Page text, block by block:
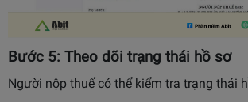
Bước 5: Theo dõi trạng thái hồ sơ
Người nộp thuế có thể kiểm tra trạng thái